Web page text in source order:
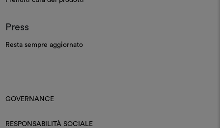
Press
Resta sempre aggiornato
GOVERNANCE
RESPONSABILITÀ SOCIALE